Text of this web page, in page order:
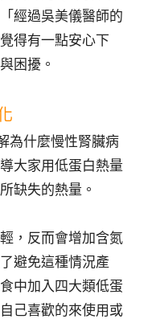
經過吳美儀醫師的
得有一點安心下
困擾。
為什麼慢性腎臟病
大家用低蛋白熱量
缺失的熱量。
，反而會增加含氮
避免這種情況產
中加入四大類低蛋
己喜歡的來使用或